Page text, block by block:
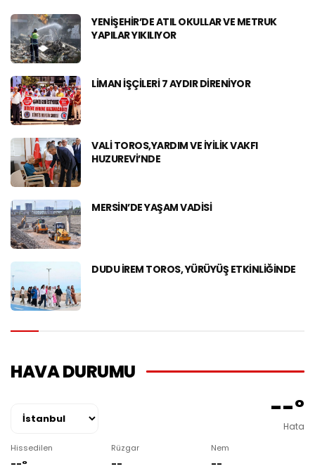
YENIŞEHIR’DE ATIL OKULLAR VE METRUK
YAPILAR YIKILIYOR
LIMAN IŞÇILERI 7 AYDIR DIRENIYOR
VALI TOROS,YARDIM VE İYILIK VAKFI
HUZUREVI’NDE
MERSIN’DE YAŞAM VADISI
DUDU İREM TOROS, YÜRÜYÜŞ ETKINLIĞINDE
HAVA DURUMU
--°
Hata
Hissedilen
--°
Rüzgar
--
Nem
--